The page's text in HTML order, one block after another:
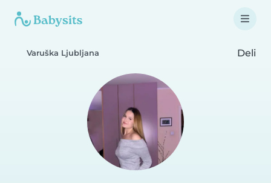
Varuška Ljubljana Deli